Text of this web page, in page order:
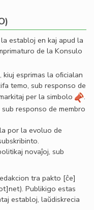
establoj en kaj apud la
de la Konsulo
esprimas la oﬁcialan
temo, sub responso de
per la simbolo
.
responso de membro
por la evoluo de
novaĵoj, sub
tra pakto [ĉe]
. Publikigo estas
establoj, laŭdiskrecia